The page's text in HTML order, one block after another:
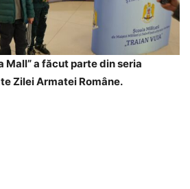
a făcut parte din seria
Zilei Armatei Române.